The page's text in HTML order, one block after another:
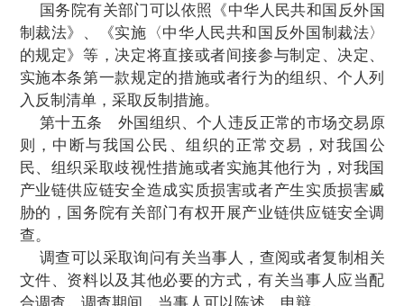
国务院有关部门和地方人民政府应当按
实施应急处置措施，并在有关情形消除后
施。有关组织、个人应当配合应急处置措施
第十二条鼓励、引导社会资金投入，
域科学技术研发、核心技术攻关，促进
化。
企业、科研机构等应当完善风险防控体
心技术及相关信息系统、数据的安全可控
应当加强指导和培训。
第十三条任何组织、个人违反我国法
规、部门规章和国家有关规定，在我国境